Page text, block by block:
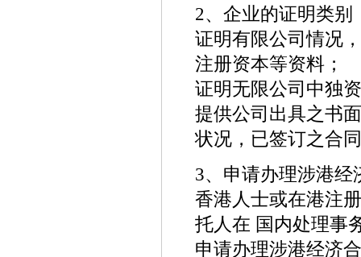
2、企业的证明类别
证明有限公司情况
注册资本等资料；
证明无限公司中独
提供公司出具之书
状况，已签订之合
3、申请办理涉港经
香港人士或在港注
托人在 国内处理事
申请办理涉港经济